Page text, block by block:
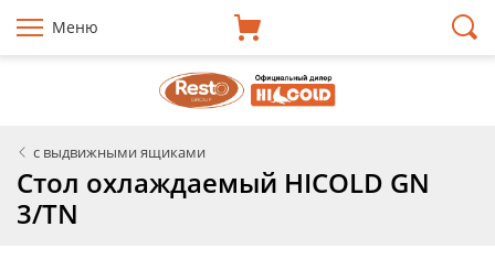
Меню
с выдвижными ящиками
Стол охлаждаемый HICOLD GN
3/TN